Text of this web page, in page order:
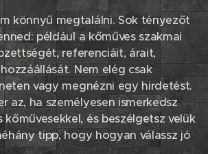
könnyű megtalálni. Sok tényezőt
például a kőműves szakmai
referenciáit, árait,
Nem elég csak
vagy megnézni egy hirdetést.
az, ha személyesen ismerkedsz
és beszélgetsz velük
tipp, hogy hogyan válassz jó